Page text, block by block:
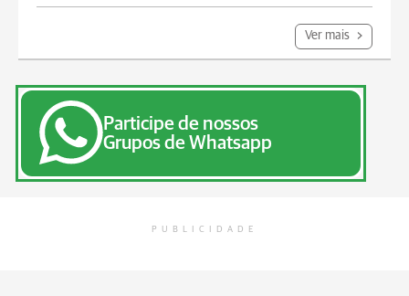
Ver mais
Participe de nossos
Grupos de Whatsapp
PUBLICIDADE